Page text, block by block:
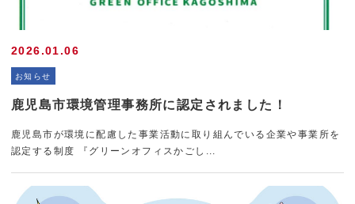
2026.01.06
お知らせ
鹿児島市環境管理事務所に認定されました！
鹿児島市が環境に配慮した事業活動に取り組んでいる企業や事業所を
認定する制度 『グリーンオフィスかごし...